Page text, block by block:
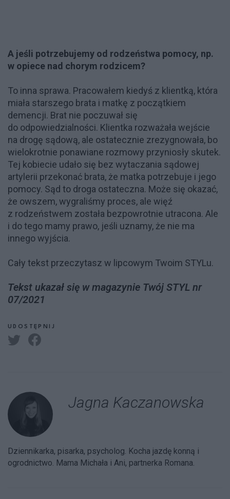
A jeśli potrzebujemy od rodzeństwa pomocy, np.
w opiece nad chorym rodzicem?
To inna sprawa. Pracowałem kiedyś z klientką, która
miała starszego brata i matkę z początkiem
demencji. Brat nie poczuwał się
do odpowiedzialności. Klientka rozważała wejście
na drogę sądową, ale ostatecznie zrezygnowała, bo
wielokrotnie ponawiane rozmowy przyniosły skutek.
Tej kobiecie udało się bez wytaczania sądowej
artylerii przekonać brata, że matka potrzebuje i jego
pomocy. Sąd to droga ostateczna. Może się okazać,
że owszem, wygraliśmy proces, ale więź
z rodzeństwem została bezpowrotnie utracona. Ale
i do tego mamy prawo, jeśli uznamy, że nie ma
innego wyjścia.
Cały tekst przeczytasz w lipcowym Twoim STYLu.
Tekst ukazał się w magazynie Twój STYL nr
07/2021
UDOSTĘPNIJ
Jagna Kaczanowska
Dziennikarka, pisarka, psycholog. Kocha jazdę konną i
ogrodnictwo. Mama Michała i Ani, partnerka Romana.